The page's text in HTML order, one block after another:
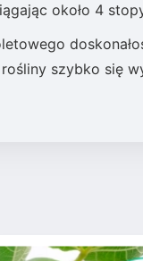
około 4
szybko się